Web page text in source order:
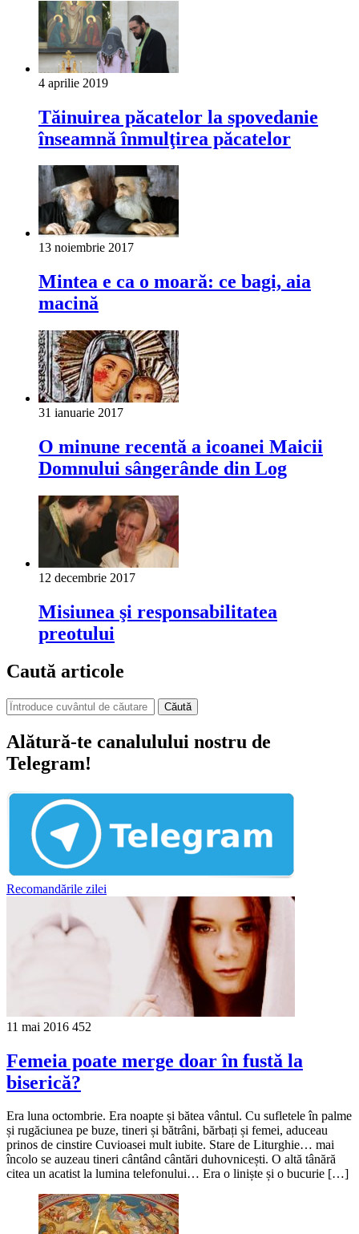
4 aprilie 2019
Tăinuirea păcatelor la spovedanie
înseamnă înmulţirea păcatelor
13 noiembrie 2017
Mintea e ca o moară: ce bagi, aia
macină
31 ianuarie 2017
O minune recentă a icoanei Maicii
Domnului sângerânde din Log
12 decembrie 2017
Misiunea şi responsabilitatea
preotului
Caută articole
Căută
Alătură-te canalulului nostru de
Telegram!
Recomandările zilei
11 mai 2016 452
Femeia poate merge doar în fustă la
biserică?
Era luna octombrie. Era noapte și bătea vântul. Cu sufletele în palme
și rugăciunea pe buze, tineri și bătrâni, bărbați și femei, aduceau
prinos de cinstire Cuvioasei mult iubite. Stare de Liturghie… mai
încolo se auzeau tineri cântând cântări duhovnicești. O altă tânără
citea un acatist la lumina telefonului… Era o liniște și o bucurie […]